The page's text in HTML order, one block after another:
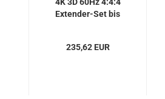
Extender-Set bis
FoxUn SX-EX53
235,62 EUR